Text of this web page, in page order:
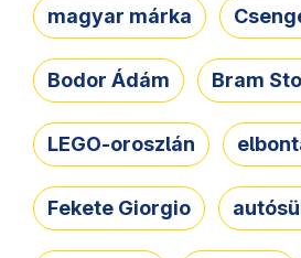
magyar márka
Bodor Ádám Bram
LEGO-oroszlán
Fekete Giorgio